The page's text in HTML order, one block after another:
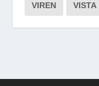
VIREN VISTA